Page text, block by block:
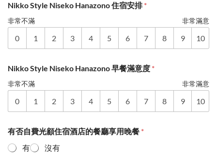
Nikko Style Niseko Hanazono 住宿安排*
非常不滿 非常滿意
0 1 2 3 4 5 6 7 8 9 10
Nikko Style Niseko Hanazono 早餐滿意度 *
非常不滿 非常滿意
0 1 2 3 4 5 6 7 8 9 10
有否自費光顧住宿酒店的餐廳享用晚餐 *
有
沒有